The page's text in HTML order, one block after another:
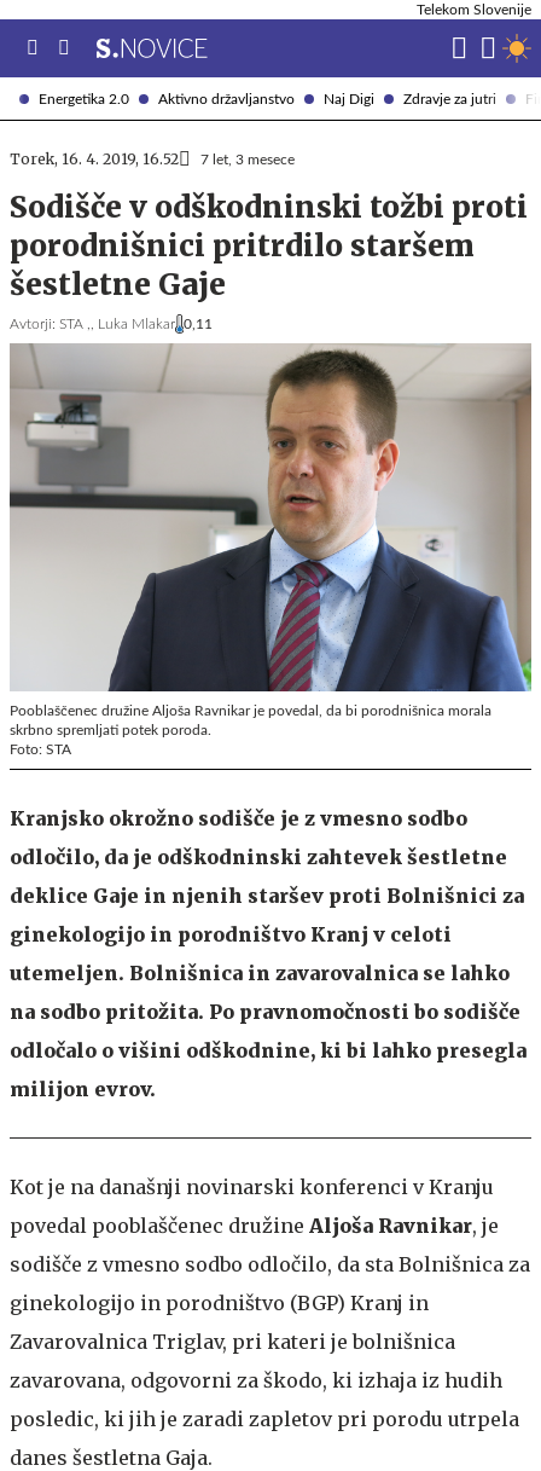
Energetika 2.0 Aktivno državljanstvo Naj Digi Zdravje za jutri
Telekom Slovenije
Torek, 16. 4. 2019, 16.52 7 let, 3 mesece
Sodišče v odškodninski tožbi proti
porodnišnici pritrdilo staršem
šestletne Gaje
Avtorji: STA ,, Luka Mlakar 0,11
Pooblaščenec družine Aljoša Ravnikar je povedal, da bi porodnišnica morala
skrbno spremljati potek poroda.
Foto: STA
Kranjsko okrožno sodišče je z vmesno sodbo
odločilo, da je odškodninski zahtevek šestletne
deklice Gaje in njenih staršev proti Bolnišnici za
ginekologijo in porodništvo Kranj v celoti
utemeljen. Bolnišnica in zavarovalnica se lahko
na sodbo pritožita. Po pravnomočnosti bo sodišče
odločalo o višini odškodnine, ki bi lahko presegla
milijon evrov.
Kot je na današnji novinarski konferenci v Kranju
povedal pooblaščenec družine Aljoša Ravnikar, je
sodišče z vmesno sodbo odločilo, da sta Bolnišnica za
ginekologijo in porodništvo (BGP) Kranj in
Zavarovalnica Triglav, pri kateri je bolnišnica
zavarovana, odgovorni za škodo, ki izhaja iz hudih
posledic, ki jih je zaradi zapletov pri porodu utrpela
danes šestletna Gaja.